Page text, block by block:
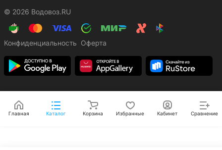
© 2026 Водовоз.RU
Конфиденциальность Оферта
Главная Каталог Корзина Избранные Кабинет Сравнение